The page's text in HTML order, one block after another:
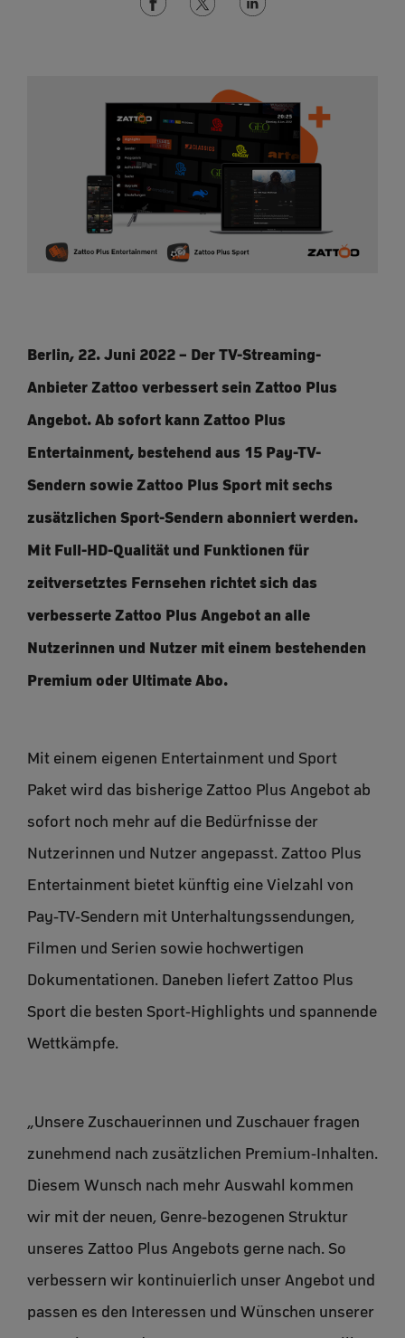
Berlin, 22. Juni 2022 – Der TV-Streaming-
Anbieter Zattoo verbessert sein Zattoo Plus
Angebot. Ab sofort kann Zattoo Plus
Entertainment, bestehend aus 15 Pay-TV-
Sendern sowie Zattoo Plus Sport mit sechs
zusätzlichen Sport-Sendern abonniert werden.
Mit Full-HD-Qualität und Funktionen für
zeitversetztes Fernsehen richtet sich das
verbesserte Zattoo Plus Angebot an alle
Nutzerinnen und Nutzer mit einem bestehenden
Premium oder Ultimate Abo.
Mit einem eigenen Entertainment und Sport
Paket wird das bisherige Zattoo Plus Angebot ab
sofort noch mehr auf die Bedürfnisse der
Nutzerinnen und Nutzer angepasst. Zattoo Plus
Entertainment bietet künftig eine Vielzahl von
Pay-TV-Sendern mit Unterhaltungssendungen,
Filmen und Serien sowie hochwertigen
Dokumentationen. Daneben liefert Zattoo Plus
Sport die besten Sport-Highlights und spannende
Wettkämpfe.
„Unsere Zuschauerinnen und Zuschauer fragen
zunehmend nach zusätzlichen Premium-Inhalten.
Diesem Wunsch nach mehr Auswahl kommen
wir mit der neuen, Genre-bezogenen Struktur
unseres Zattoo Plus Angebots gerne nach. So
verbessern wir kontinuierlich unser Angebot und
passen es den Interessen und Wünschen unserer